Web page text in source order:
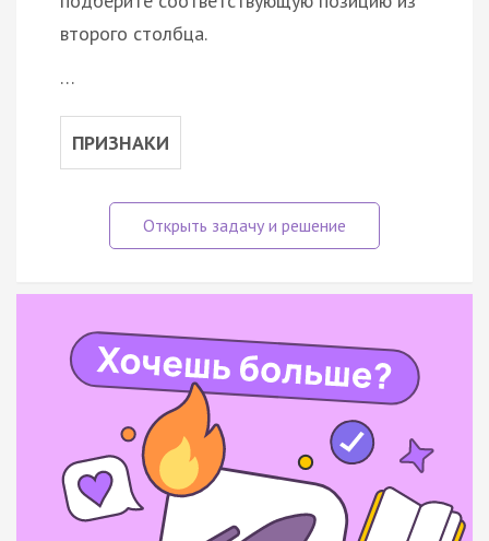
второго столбца.
…
ПРИЗНАКИ